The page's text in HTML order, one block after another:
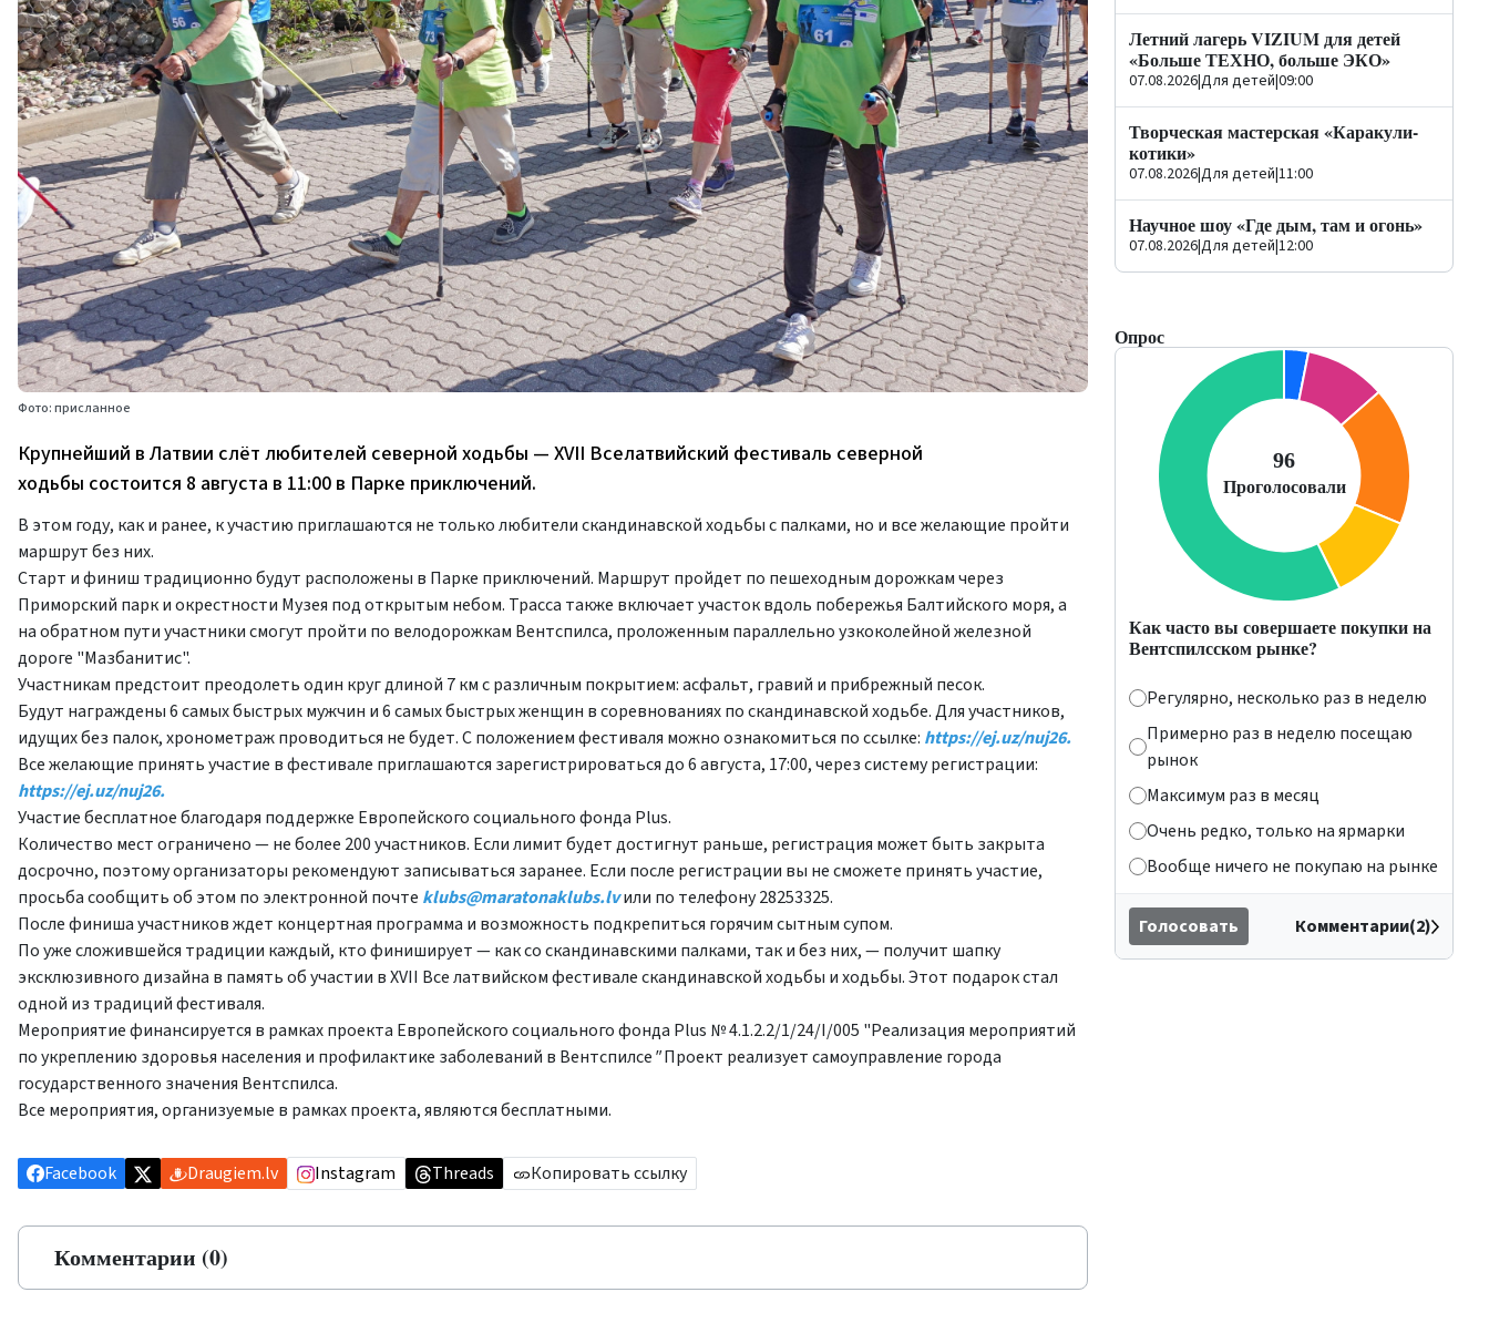
Фото: присланное
Крупнейший в Латвии слёт любителей северной ходьбы — XVII Вселатвийский фестиваль северной
ходьбы состоится 8 августа в 11:00 в Парке приключений.
В этом году, как и ранее, к участию приглашаются не только любители скандинавской ходьбы с палками, но и все желающие пройти
маршрут без них.
Старт и финиш традиционно будут расположены в Парке приключений. Маршрут пройдет по пешеходным дорожкам через
Приморский парк и окрестности Музея под открытым небом. Трасса также включает участок вдоль побережья Балтийского моря, а
на обратном пути участники смогут пройти по велодорожкам Вентспилса, проложенным параллельно узкоколейной железной
дороге "Мазбанитис".
Участникам предстоит преодолеть один круг длиной 7 км с различным покрытием: асфальт, гравий и прибрежный песок.
Будут награждены 6 самых быстрых мужчин и 6 самых быстрых женщин в соревнованиях по скандинавской ходьбе. Для участников,
идущих без палок, хронометраж проводиться не будет. С положением фестиваля можно ознакомиться по ссылке: https://ej.uz/nuj26.
Все желающие принять участие в фестивале приглашаются зарегистрироваться до 6 августа, 17:00, через систему регистрации:
https://ej.uz/nuj26.
Участие бесплатное благодаря поддержке Европейского социального фонда Plus.
Количество мест ограничено — не более 200 участников. Если лимит будет достигнут раньше, регистрация может быть закрыта
досрочно, поэтому организаторы рекомендуют записываться заранее. Если после регистрации вы не сможете принять участие,
просьба сообщить об этом по электронной почте klubs@maratonaklubs.lvили по телефону 28253325.
После финиша участников ждет концертная программа и возможность подкрепиться горячим сытным супом.
По уже сложившейся традиции каждый, кто финиширует — как со скандинавскими палками, так и без них, — получит шапку
эксклюзивного дизайна в память об участии в XVII Все латвийском фестивале скандинавской ходьбы и ходьбы. Этот подарок стал
одной из традиций фестиваля.
Мероприятие финансируется в рамках проекта Европейского социального фонда Plus № 4.1.2.2/1/24/I/005 "Реализация мероприятий
по укреплению здоровья населения и профилактике заболеваний в Вентспилсе"Проект реализует самоуправление города
государственного значения Вентспилса.
Все мероприятия, организуемые в рамках проекта, являются бесплатными.
Facebook Draugiem.lv Instagram Threads Копировать ссылку
Комментарии (0)
Летний лагерь VIZIUM для детей
«Больше ТЕХНО, больше ЭКО»
07.08.2026|Для детей|09:00
Творческая мастерская «Каракули-
котики»
07.08.2026|Для детей|11:00
Научное шоу «Где дым, там и огонь»
07.08.2026|Для детей|12:00
Опрос
Как часто вы совершаете покупки на
Вентспилсском рынке?
Регулярно, несколько раз в неделю
Примерно раз в неделю посещаю
рынок
Максимум раз в месяц
Очень редко, только на ярмарки
Вообще ничего не покупаю на рынке
Голосовать Комментарии(2)